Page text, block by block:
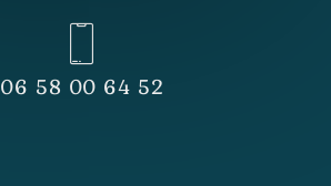
06 58 00 64 52